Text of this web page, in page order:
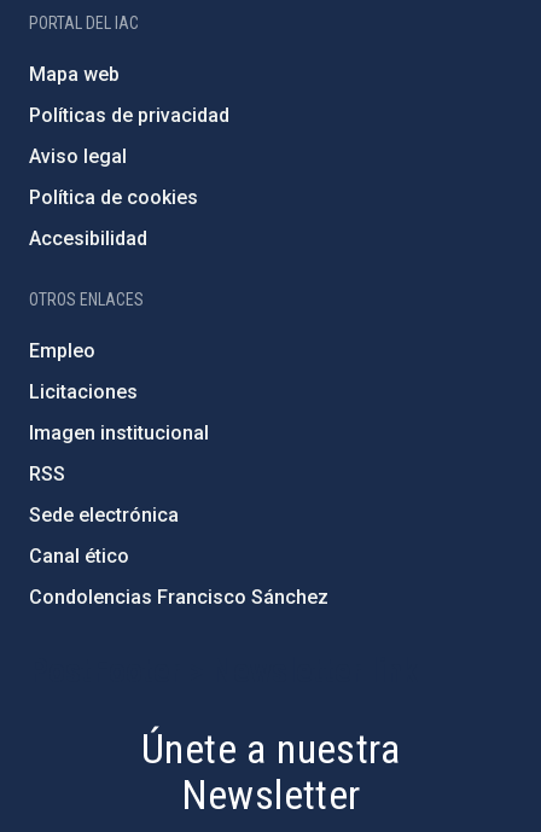
PORTAL DEL IAC
Mapa web
Políticas de privacidad
Aviso legal
Política de cookies
Accesibilidad
OTROS ENLACES
Empleo
Licitaciones
Imagen institucional
RSS
Sede electrónica
Canal ético
Condolencias Francisco Sánchez
Únete a nuestra
Newsletter